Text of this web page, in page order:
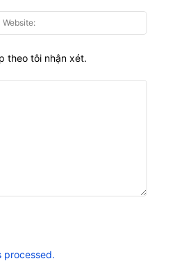
theo tôi nhận xét.
processed.